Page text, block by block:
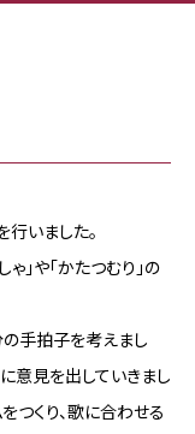
いました。
」や「かたつむり」の
の手拍子を考えまし
意見を出していきまし
つくり、歌に合わせる